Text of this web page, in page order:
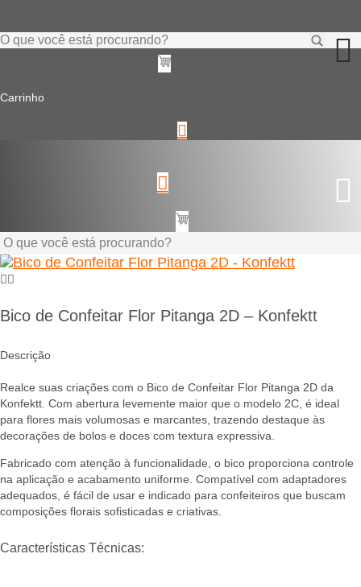
o
Pesquisar
Carrinho
Pesquisar
...
Bico de Confeitar Flor Pitanga 2D – Konfektt
Descrição
Realce suas criações com o Bico de Confeitar Flor Pitanga 2D da
Konfektt. Com abertura levemente maior que o modelo 2C, é ideal
para flores mais volumosas e marcantes, trazendo destaque às
decorações de bolos e doces com textura expressiva.
Fabricado com atenção à funcionalidade, o bico proporciona controle
na aplicação e acabamento uniforme. Compatível com adaptadores
adequados, é fácil de usar e indicado para confeiteiros que buscam
composições florais sofisticadas e criativas.
Características Técnicas: